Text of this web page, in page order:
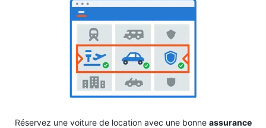
Réservez une voiture de location avec une bonne assurance